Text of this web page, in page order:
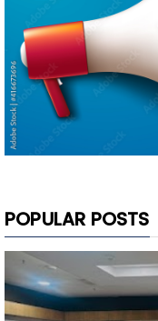
POPULAR POSTS